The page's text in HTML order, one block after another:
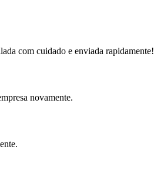
com cuidado e enviada rapidamente!
novamente.